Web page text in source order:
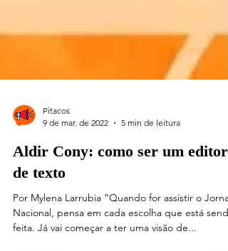
9 de mar. de 2022
5 min de leitura
Aldir Cony: como ser um editor
de texto
Por Mylena Larrubia “Quando for assistir o Jornal